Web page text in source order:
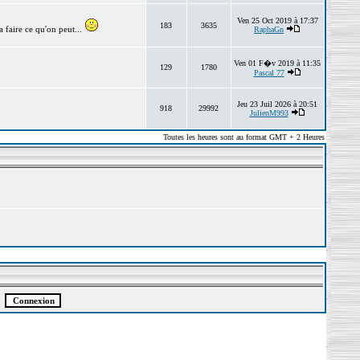
ce qu'on peut... 183 3635
Ven 25 Oct 2019 à 17:37
RaphaGn
129 1780
Ven 01 F�v 2019 à 11:35
Pascal 77
918 29992
Jeu 23 Juil 2026 à 20:51
JulienM993
Toutes les heures sont au format GMT + 2 Heures